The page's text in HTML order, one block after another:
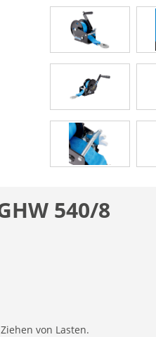
540/8
von Lasten.